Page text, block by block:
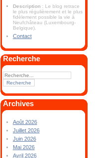
Description : Le blog retrace
le plus régulièrement et le plus
fidèlement possible la vie à
Neufchâteau (Luxembourg-
Belgique).
Contact
Recherche
Archives
Août 2026
Juillet 2026
Juin 2026
Mai 2026
Avril 2026